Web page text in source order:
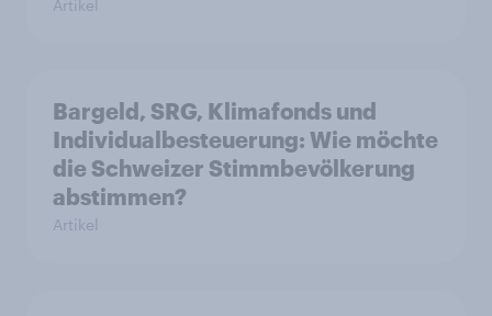
Artikel
Bargeld, SRG, Klimafonds und
Individualbesteuerung: Wie möchte
die Schweizer Stimmbevölkerung
abstimmen?
Artikel